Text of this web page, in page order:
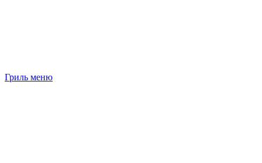
Гриль меню